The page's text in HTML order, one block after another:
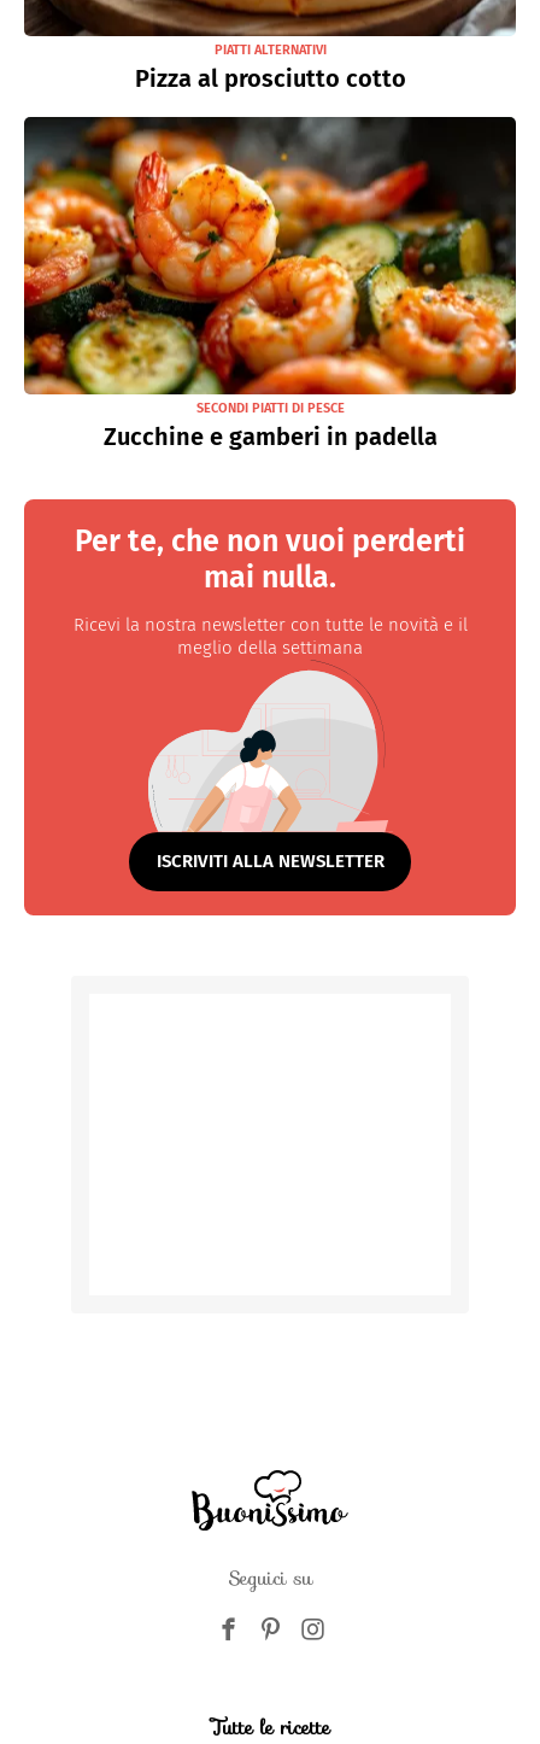
PIATTI ALTERNATIVI
Pizza al prosciutto cotto
SECONDI PIATTI DI PESCE
Zucchine e gamberi in padella
Per te, che non vuoi perderti
mai nulla.
Ricevi la nostra newsletter con tutte le novità e il
meglio della settimana
ISCRIVITI ALLA NEWSLETTER
Seguici su
Tutte le ricette